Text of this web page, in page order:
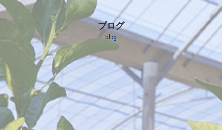
ブログ
blog